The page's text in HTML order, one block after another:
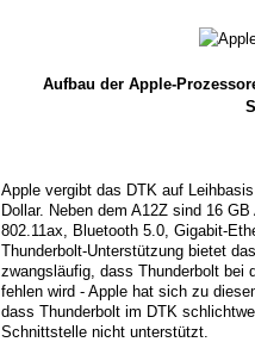
Aufbau der Apple-
Apple vergibt das DTK auf
Dollar. Neben dem A12Z sind 16
802.11ax, Bluetooth 5.0, Gigabit-
Thunderbolt-Unterstützung bietet
zwangsläufig, dass Thunderbolt bei
fehlen wird - Apple hat sich zu
dass Thunderbolt im DTK
Schnittstelle nicht unterstützt.